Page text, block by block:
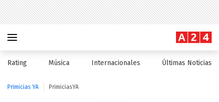
Rating Música Internacionales Últimas Noticias
Primicias YA PrimiciasYA